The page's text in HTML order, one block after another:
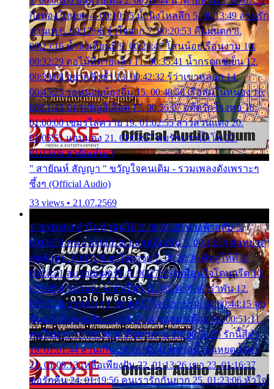
กิ่งทองใบหยก 4. 00:10:35 น้ำนิ่งไหลลึก 5. 00:13:49 ลานรัก
ลานเท 6. 00:17:06 จำใจจาก 7. 00:20:53 คืนฝนตก 8.
00:25:16 น้ำลงเดือนยี่ 9. 00:28:47 โสนน้อยเรือนงาม 10.
00:32:29 ตอไม้ที่ตายแล้ว 11. 00:35:41 น้ำกรดแช่เย็น 12.
00:39:08 อยากฟังซ้ำ 13. 00:42:32 รู้ว่าเขาหลอก 14.
00:45:25 รอหน่อยน้องติ๋ม 15. 00:48:56 เรือล่มในหนอง 16.
00:51:43 บัตรเชิญสีเลือด 17. 00:56:07 อดีตรักโรงทอ 18.
01:00:00 เขมรไล่ควาย 19. 01:02:55 สาวสวนแตง 20.
01:05:51 แอบมอง 21. 01:09:27 พบรักปากน้ำโพ 22.
01:13:06 สายัณห์เมา
" สายัณห์ สัญญา " ขวัญใจคนเดิม - รวมเพลงดังเพราะๆ
ซึ้งๆ (Official Audio)
33 views • 21.07.2569
1. 00:00:00 ทำไมทำฉันได้ 2. 00:03:20 นางฟ้าสลัม 3.
00:06:50 คน 4. 00:10:36 บุญเหลือเกิน 5. 00:13:58 ฝนหยาด
สุดท้าย 6. 00:17:30 ยาใจยาจก 7. 00:20:30 คิดดูให้ดี 8.
00:24:21 ลบรอยแผลรัก 9. 00:27:35 เหมือนใจโดนกรีด 10.
00:30:54 ขบวนการเปาเปียว 11. 00:34:05 คำรำพัน 12.
00:37:20 ปาหนัน 13. 00:40:37 ใจเจ้ากรรม 14. 00:44:15 จูบ
ฉันแล้วจงตายเสีย 15. 00:47:24 ขอสูมาเต๊อะ 16. 00:51:11
คนใจมาร 17. 00:54:50 คืนทรมาน 18. 00:58:25 รักนี้สีดำ
19. 01:01:44 ส่วนเกิน 20. 01:05:42 หยาดน้ำฝนหยดน้ำตา
21. 01:09:13 เหลือเพียงฝัน 22. 01:13:26 เขา 23. 01:16:37
ขอรักคืน 24. 01:19:56 คนเรารักกันยาก 25. 01:23:06 หัวใจ